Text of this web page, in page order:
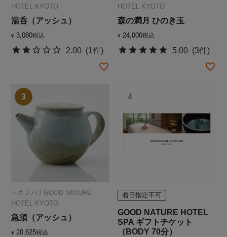
HOTEL KYOTO
湯呑（アッシュ）
¥ 3,080税込
2.00 (1件)
HOTEL KYOTO
森の満月 ひのき玉
¥ 24,000税込
5.00 (3件)
トキノハ / GOOD NATURE
HOTEL KYOTO
急須（アッシュ）
¥ 20,625税込
着日指定不可
GOOD NATURE HOTEL
SPA ギフトチケット
（BODY 70分）